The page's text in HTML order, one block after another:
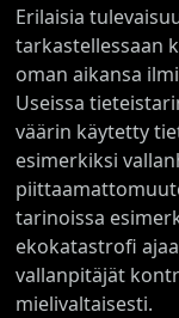
Erilaisia
tarkastellessaan
oman aikansa
Useissa
väärin käytetty
esimerkiksi
tarinoissa
ekokatastrofi
vallanpitäjät
mielivaltaisesti.